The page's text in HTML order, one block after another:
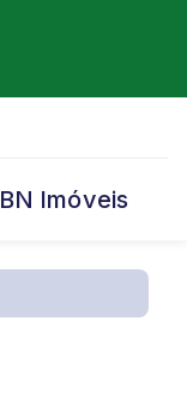
BN Imóveis